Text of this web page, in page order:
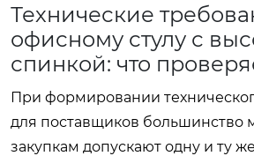
Технические
офисному стулу с
спинкой: что
При формировании
для поставщиков большинство
закупкам допускают одну и ту